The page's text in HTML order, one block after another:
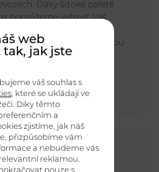
Dáky šitoké paletě
pomůžeme vybavit Váš
pro zajištění
mytí či dezinfikování rukou
dolévání.
web
jak jste
váš souhlas s
, které se ukládají ve
Díky těmto
a
zjistíme, jak náš
přizpůsobíme vám
a nebudeme vás
reklamou.
pouze s